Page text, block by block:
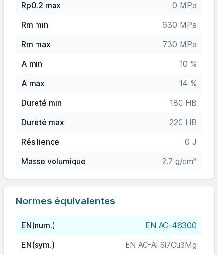
Rp0.2 max
0 MPa
Rm min
630 MPa
Rm max
730 MPa
A min
10 %
A max
14 %
Dureté min
180 HB
Dureté max
220 HB
Résilience
0 J
Masse volumique
2.7 g/cm³
Normes équivalentes
EN(num.)
EN AC-46300
EN(sym.)
EN AC-Al Si7Cu3Mg